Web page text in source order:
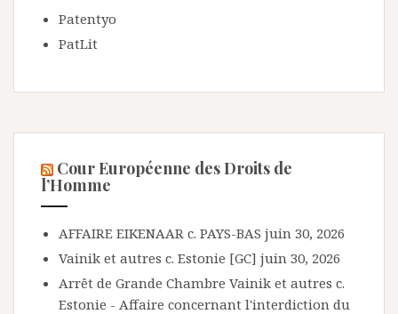
Patentyo
PatLit
Cour Européenne des Droits de
l’Homme
AFFAIRE EIKENAAR c. PAYS-BAS juin 30, 2026
Vainik et autres c. Estonie [GC] juin 30, 2026
Arrêt de Grande Chambre Vainik et autres c.
Estonie - Affaire concernant l'interdiction du